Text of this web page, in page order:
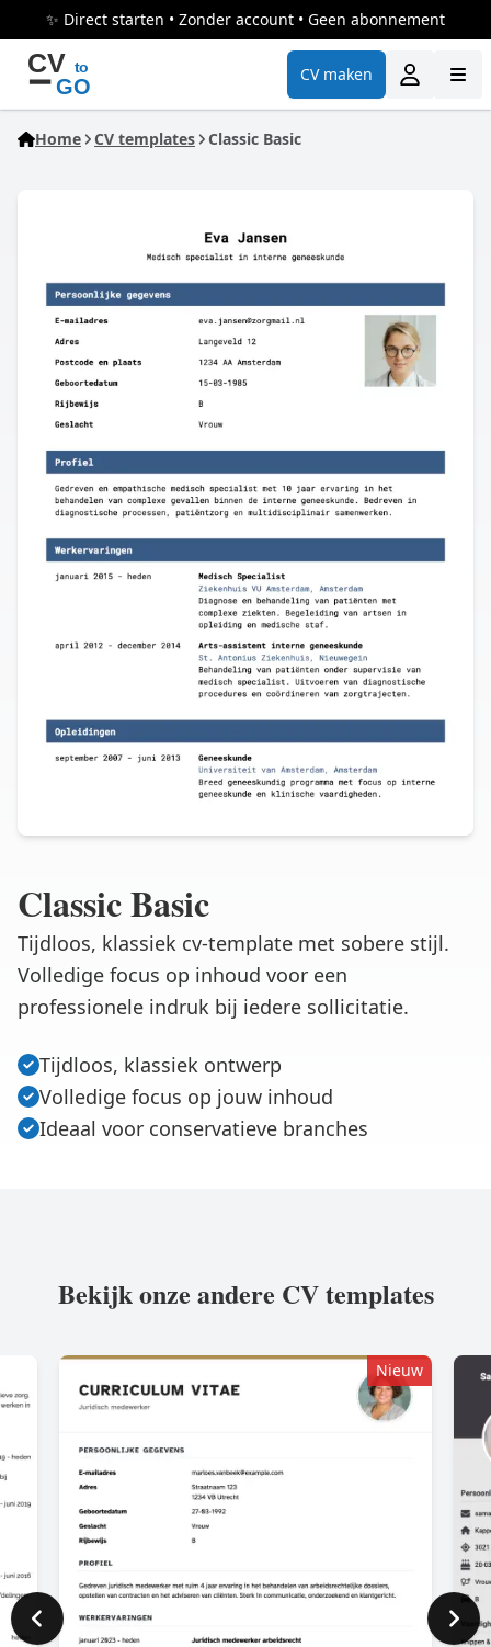
✨ Direct starten • Zonder account • Geen abonnement
CV maken
Home CV templates Classic Basic
Classic Basic
Tijdloos, klassiek cv-template met sobere stijl.
Volledige focus op inhoud voor een
professionele indruk bij iedere sollicitatie.
Tijdloos, klassiek ontwerp
Volledige focus op jouw inhoud
Ideaal voor conservatieve branches
Bekijk onze andere CV templates
Nieuw